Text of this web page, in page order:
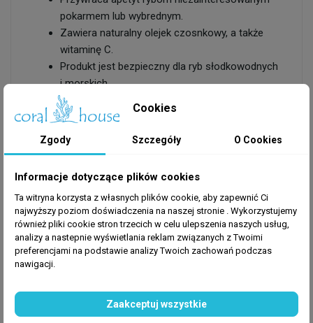
pokarmem lub wybrednym.
Zawiera naturalny olejek czosnkowy, a także
witaminę C.
Produkt jest bezpieczny dla ryb słodkowodnych
i morskich.
Nie ma ryzyka przedawkowania.
Sposób użycia:
Przed użyciem wstrząsnąć. Namoczyć pokarm
w preparacie przed karmieniem ryb.
Cookies
Zgody Szczegóły O Cookies
Informacje dotyczące plików cookies
Ta witryna korzysta z własnych plików cookie, aby zapewnić Ci
najwyższy poziom doświadczenia na naszej stronie . Wykorzystujemy
również pliki cookie stron trzecich w celu ulepszenia naszych usług,
analizy a nastepnie wyświetlania reklam związanych z Twoimi
preferencjami na podstawie analizy Twoich zachowań podczas
nawigacji.
Zaakceptuj wszystkie